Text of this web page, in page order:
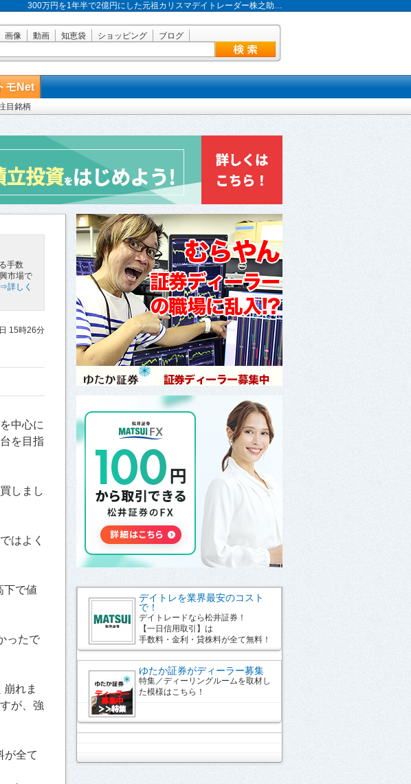
300万円を1年半で2億円にした元祖カリスマデイトレーダー株之助…
画像 動画 知恵袋 ショッピング ブログ
モNet
目銘柄
手数
市場で
⇒詳しく
15時26分
中心に
を目指
しまし
はよく
下で値
ったで
れま
が、強
が全て
デイトレを業界最安のコスト
で！
デイトレードなら松井証券！
【一日信用取引】は
手数料・金利・貸株料が全て無料！
ゆたか証券がディーラー募集
特集／ディーリングルームを取材し
た模様はこちら！